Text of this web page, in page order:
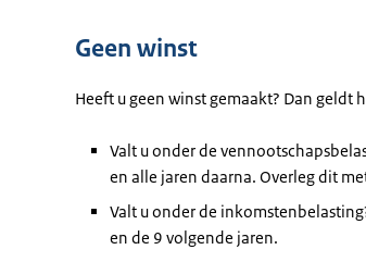
Geen winst
Heeft u geen winst gemaakt? Dan geldt
Valt u onder de
en alle jaren daarna. Overleg dit
Valt u onder de
en de 9 volgende jaren.